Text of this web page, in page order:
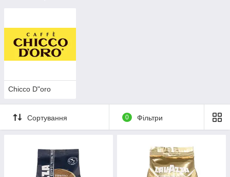
Chicco D"oro
Сортування 0 Фільтри